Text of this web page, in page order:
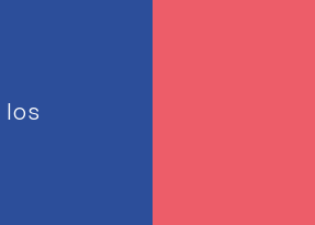
los